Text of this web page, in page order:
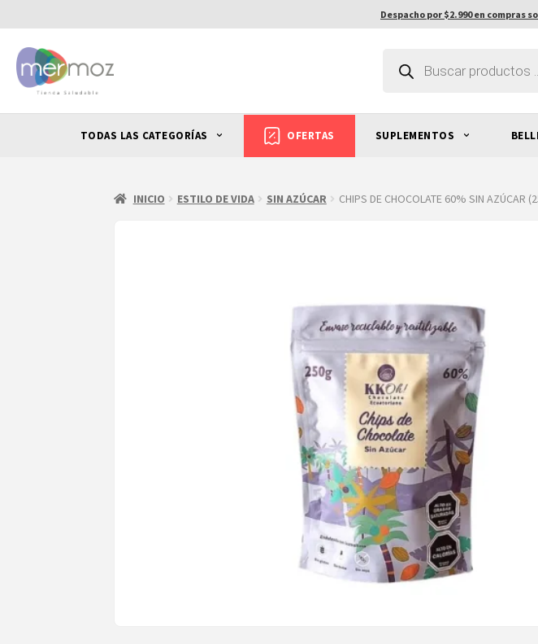
Despacho por $2.990 en compras
productos
TODAS LAS CATEGORÍAS OFERTAS SUPLEMENTOS
INICIO ESTILO DE VIDA SIN AZÚCAR CHIPS DE CHOCOLATE 60% SIN AZÚCAR